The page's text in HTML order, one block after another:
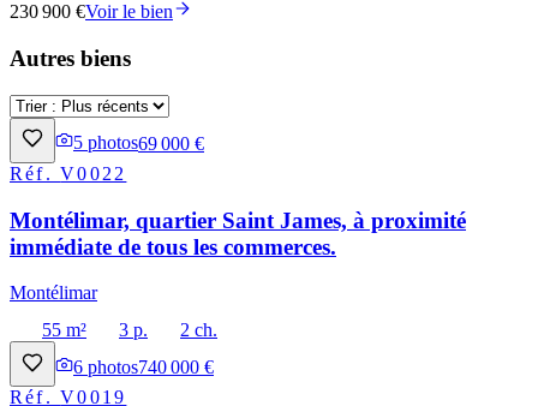
230 900 €Voir le bien
Autres biens
5 photos69 000 €
Réf.V0022
Montélimar, quartier Saint James, à proximité
immédiate de tous les commerces.
Montélimar
55 m²
3 p.
2 ch.
6 photos740 000 €
Réf.V0019